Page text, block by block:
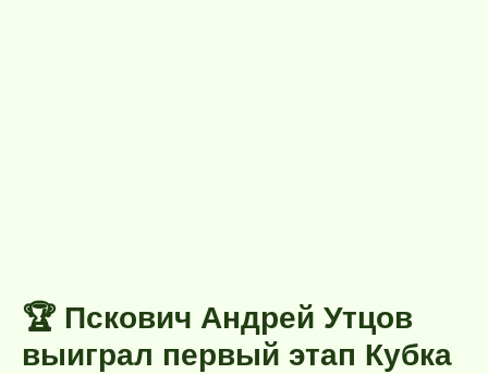
🏆 Пскович Андрей Утцов
выиграл первый этап Кубка